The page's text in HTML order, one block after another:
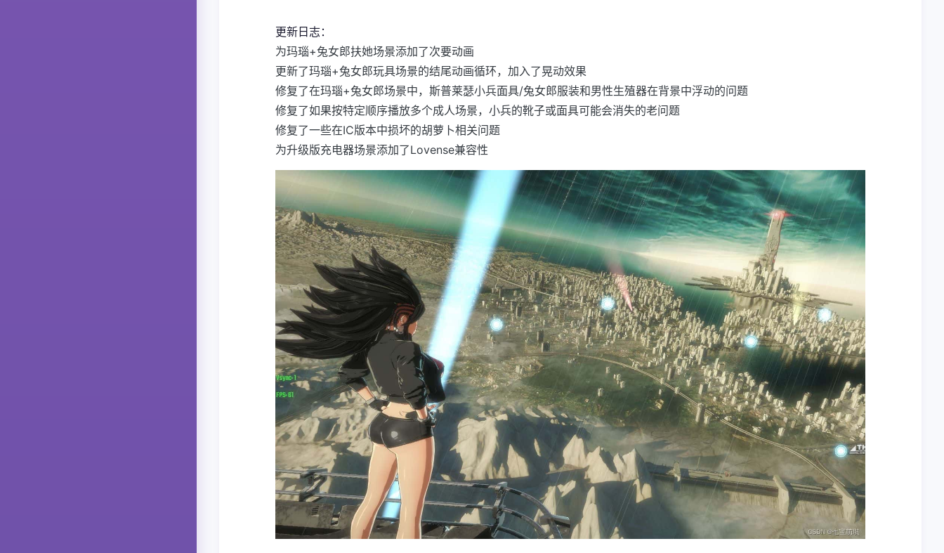
更新日志：
为玛瑙+兔女郎扶她场景添加了次要动画
更新了玛瑙+兔女郎玩具场景的结尾动画循环，加入了晃动效果
修复了在玛瑙+兔女郎场景中，斯普莱瑟小兵面具/兔女郎服装和男性生殖器在背景中浮动的问题
修复了如果按特定顺序播放多个成人场景，小兵的靴子或面具可能会消失的老问题
修复了一些在IC版本中损坏的胡萝卜相关问题
为升级版充电器场景添加了Lovense兼容性